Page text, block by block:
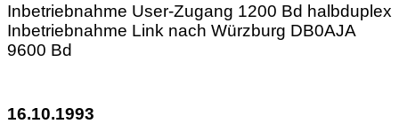
Inbetriebnahme User-Zugang 1200 Bd halbduplex
Inbetriebnahme Link nach Würzburg DB0AJA
9600 Bd
16.10.1993